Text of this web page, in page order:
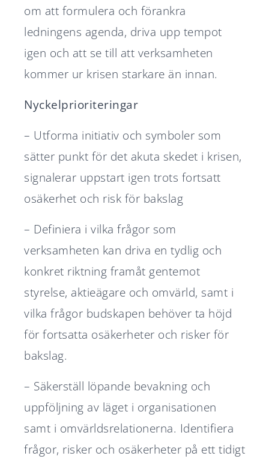
om att formulera och förankra
ledningens agenda, driva upp tempot
igen och att se till att verksamheten
kommer ur krisen starkare än innan.
Nyckelprioriteringar
– Utforma initiativ och symboler som
sätter punkt för det akuta skedet i krisen,
signalerar uppstart igen trots fortsatt
osäkerhet och risk för bakslag
– Definiera i vilka frågor som
verksamheten kan driva en tydlig och
konkret riktning framåt gentemot
styrelse, aktieägare och omvärld, samt i
vilka frågor budskapen behöver ta höjd
för fortsatta osäkerheter och risker för
bakslag.
– Säkerställ löpande bevakning och
uppföljning av läget i organisationen
samt i omvärldsrelationerna. Identifiera
frågor, risker och osäkerheter på ett tidigt